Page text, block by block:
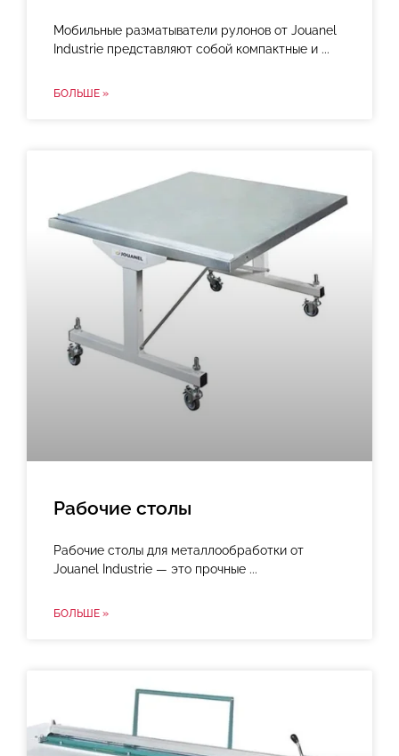
Мобильные разматыватели рулонов от Jouanel
Industrie представляют собой компактные и
БОЛЬШЕ »
Рабочие столы
Рабочие столы для металлообработки от
Jouanel Industrie — это прочные
БОЛЬШЕ »